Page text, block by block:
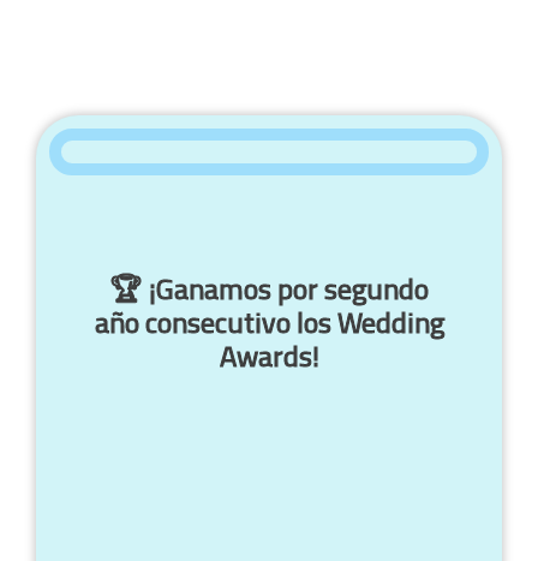
🏆 ¡Ganamos por segundo
año consecutivo los Wedding
Awards!